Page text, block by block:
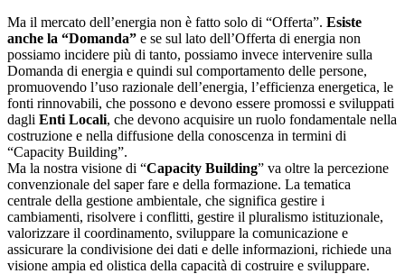
Ma il mercato dell’energia non è fatto solo di “Offerta”. Esiste
anche la “Domanda” e se sul lato dell’Offerta di energia non
possiamo incidere più di tanto, possiamo invece intervenire sulla
Domanda di energia e quindi sul comportamento delle persone,
promuovendo l’uso razionale dell’energia, l’efficienza energetica, le
fonti rinnovabili, che possono e devono essere promossi e sviluppati
dagli Enti Locali, che devono acquisire un ruolo fondamentale nella
costruzione e nella diffusione della conoscenza in termini di
“Capacity Building”.
Ma la nostra visione di “Capacity Building” va oltre la percezione
convenzionale del saper fare e della formazione. La tematica
centrale della gestione ambientale, che significa gestire i
cambiamenti, risolvere i conflitti, gestire il pluralismo istituzionale,
valorizzare il coordinamento, sviluppare la comunicazione e
assicurare la condivisione dei dati e delle informazioni, richiede una
visione ampia ed olistica della capacità di costruire e sviluppare.